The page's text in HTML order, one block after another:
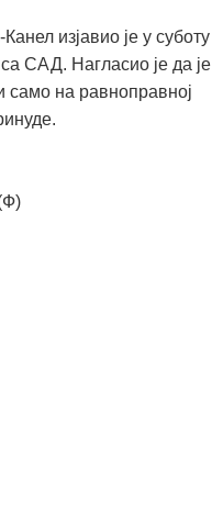
изјавио је у суботу
САД. Нагласио је да је
само на равноправној